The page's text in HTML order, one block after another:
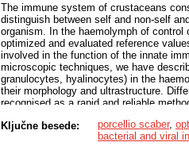
The immune system of crustaceans
distinguish between self and non-self
organism. In the haemolymph of
optimized and evaluated reference
involved in the function of the innate
microscopic techniques, we have
granulocytes, hyalinocytes) in the
their morphology and ultrastructure.
recognised as a rapid and reliable
type (65% on average), followed by
method optimization for measuring
Ključne besede: porcellio scaber,
bacterial and viral